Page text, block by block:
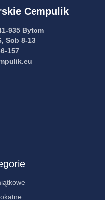
Cempulik
935 Bytom
Sob 8-13
157